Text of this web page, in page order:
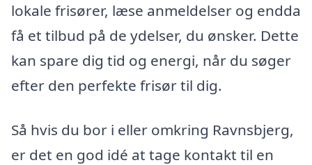
lokale frisører, læse anmeldelser og endda
få et tilbud på de ydelser, du ønsker. Dette
kan spare dig tid og energi, når du søger
efter den perfekte frisør til dig.
Så hvis du bor i eller omkring Ravnsbjerg,
er det en god idé at tage kontakt til en